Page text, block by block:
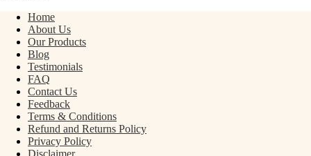
Home
About Us
Our Products
Blog
Testimonials
FAQ
Contact Us
Feedback
Terms & Conditions
Refund and Returns Policy
Privacy Policy
Disclaimer